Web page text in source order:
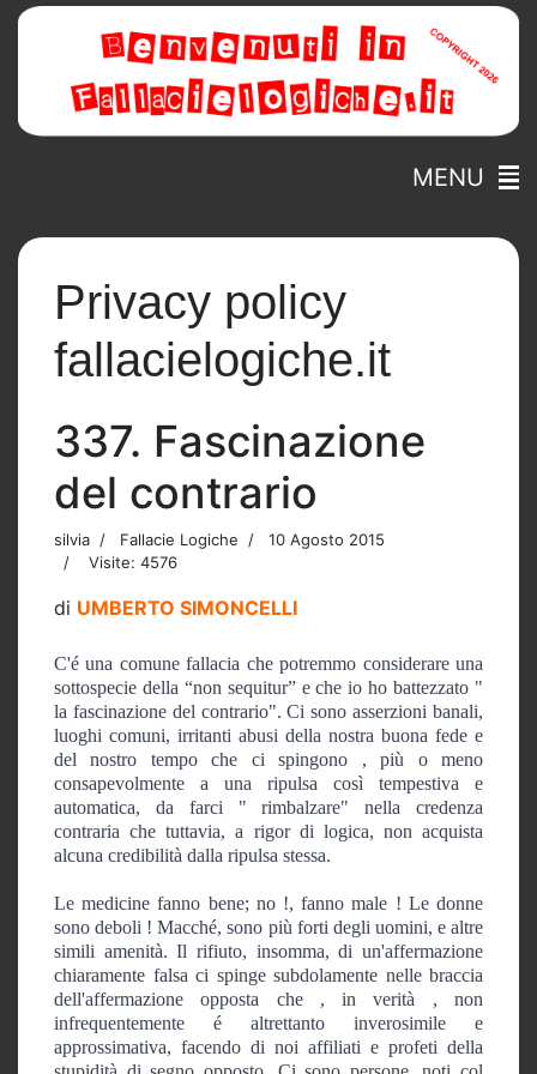
MENU
Privacy policy
fallacielogiche.it
337. Fascinazione
del contrario
silvia Fallacie Logiche
10 Agosto 2015
Visite: 4576
di UMBERTO SIMONCELLI
C'é una comune fallacia che potremmo considerare una
sottospecie della “non sequitur” e che io ho battezzato "
la fascinazione del contrario". Ci sono asserzioni banali,
luoghi comuni, irritanti abusi della nostra buona fede e
del nostro tempo che ci spingono , più o meno
consapevolmente a una ripulsa così tempestiva e
automatica, da farci " rimbalzare" nella credenza
contraria che tuttavia, a rigor di logica, non acquista
alcuna credibilità dalla ripulsa stessa.
Le medicine fanno bene; no !, fanno male ! Le donne
sono deboli ! Macché, sono più forti degli uomini, e altre
simili amenità. Il rifiuto, insomma, di un'affermazione
chiaramente falsa ci spinge subdolamente nelle braccia
dell'affermazione opposta che , in verità , non
infrequentemente é altrettanto inverosimile e
approssimativa, facendo di noi affiliati e profeti della